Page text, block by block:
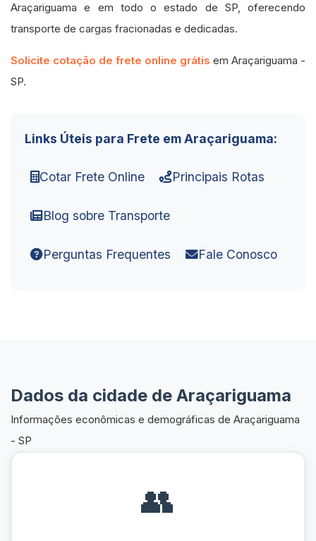
Araçariguama e em todo o estado de SP, oferecendo
transporte de cargas fracionadas e dedicadas.
Solicite cotação de frete online grátis em Araçariguama -
SP.
Links Úteis para Frete em Araçariguama:
Cotar Frete Online Principais Rotas
Blog sobre Transporte
Perguntas Frequentes Fale Conosco
Dados da cidade de Araçariguama
Informações econômicas e demográficas de Araçariguama
- SP
👥